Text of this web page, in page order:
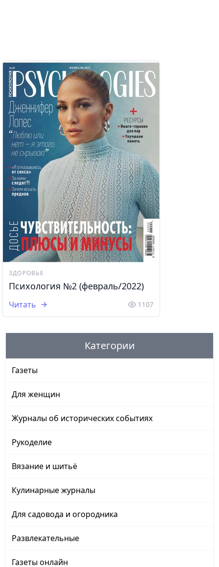
ЗДОРОВЬЕ
Психология №2 (февраль/2022)
Читать 1107
Категории
Газеты
Для женщин
Журналы об исторических событиях
Рукоделие
Вязание и шитьё
Кулинарные журналы
Для садовода и огородника
Развлекательные
Газеты онлайн